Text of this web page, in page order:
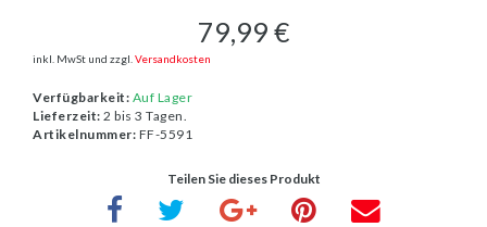
79,99 €
inkl. MwSt und zzgl. Versandkosten
Verfügbarkeit: Auf Lager
Lieferzeit: 2 bis 3 Tagen.
Artikelnummer: FF-5591
Teilen Sie dieses Produkt